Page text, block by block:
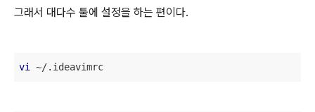
그래서 대다수 툴에 설정을 하는 편이다.
vi ~/.ideavimrc